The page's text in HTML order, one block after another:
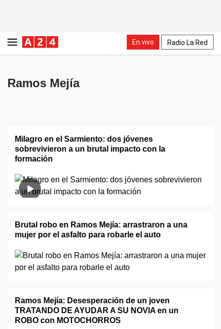
En vivo Radio La Red
Ramos Mejía
Milagro en el Sarmiento: dos jóvenes
sobrevivieron a un brutal impacto con la
formación
Brutal robo en Ramos Mejía: arrastraron a una
mujer por el asfalto para robarle el auto
Ramos Mejía: Desesperación de un joven
TRATANDO DE AYUDAR A SU NOVIA en un
ROBO con MOTOCHORROS